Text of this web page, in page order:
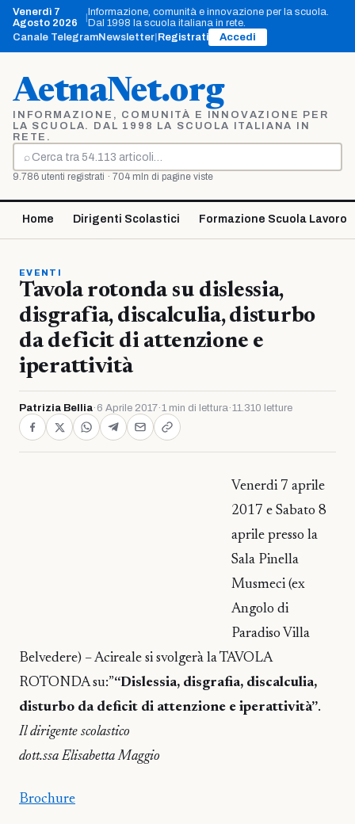
Vai
contenuto
Venerdì 7
Agosto 2026
Informazione, comunità e innovazione per la scuola.
Dal 1998 la scuola italiana in rete.
Canale TelegramNewsletter Registrati Accedi
AetnaNet.org
INFORMAZIONE, COMUNITÀ E INNOVAZIONE PER
LA SCUOLA. DAL 1998 LA SCUOLA ITALIANA IN
RETE.
⌕
Cerca
9.786 utenti registrati · 704 mln di pagine viste
Home Dirigenti Scolastici Formazione Scuola Lavoro
EVENTI
Tavola rotonda su dislessia,
disgrafia, discalculia, disturbo
da deficit di attenzione e
iperattività
Patrizia Bellia· 6 Aprile 2017·1 min di lettura·11.310 letture
Venerdi 7 aprile
2017 e Sabato 8
aprile presso la
Sala Pinella
Musmeci (ex
Angolo di
Paradiso Villa
Belvedere) – Acireale si svolgerà la TAVOLA
ROTONDA su:”“Dislessia, disgrafia, discalculia,
disturbo da deficit di attenzione e iperattività”.
Il dirigente scolastico
dott.ssa Elisabetta Maggio
Brochure